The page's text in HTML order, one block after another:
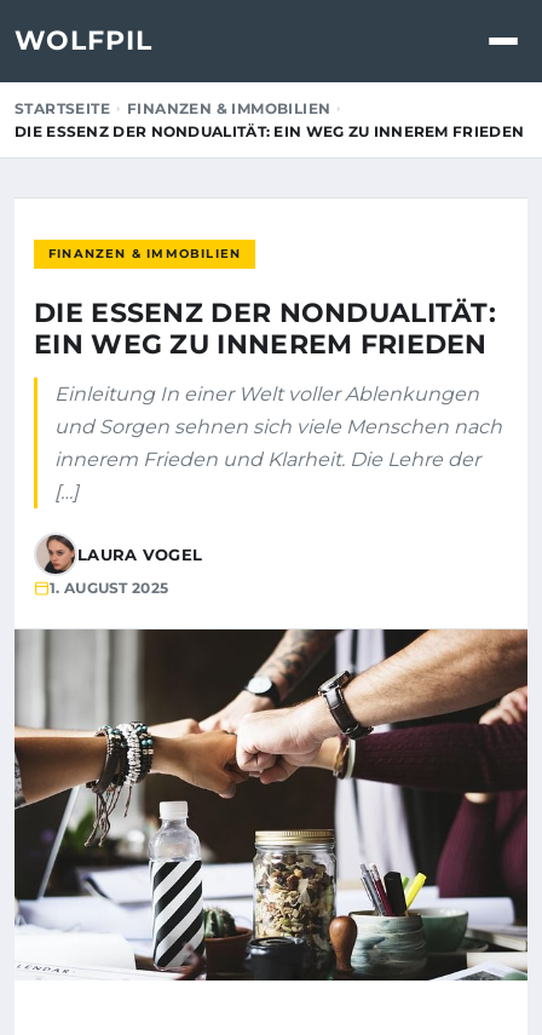
WOLFPIL
STARTSEITE
FINANZEN & IMMOBILIEN
DIE ESSENZ DER NONDUALITÄT: EIN WEG ZU INNEREM FRIEDEN
FINANZEN & IMMOBILIEN
DIE ESSENZ DER NONDUALITÄT:
EIN WEG ZU INNEREM FRIEDEN
Einleitung In einer Welt voller Ablenkungen
und Sorgen sehnen sich viele Menschen nach
innerem Frieden und Klarheit. Die Lehre der
[…]
LAURA VOGEL
1. AUGUST 2025